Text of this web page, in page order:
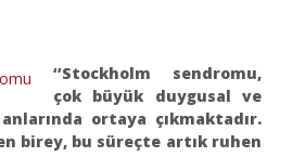
‘’Stockholm sendromu,
çok büyük duygusal ve
ortaya çıkmaktadır.
birey, bu süreçte artık ruhen